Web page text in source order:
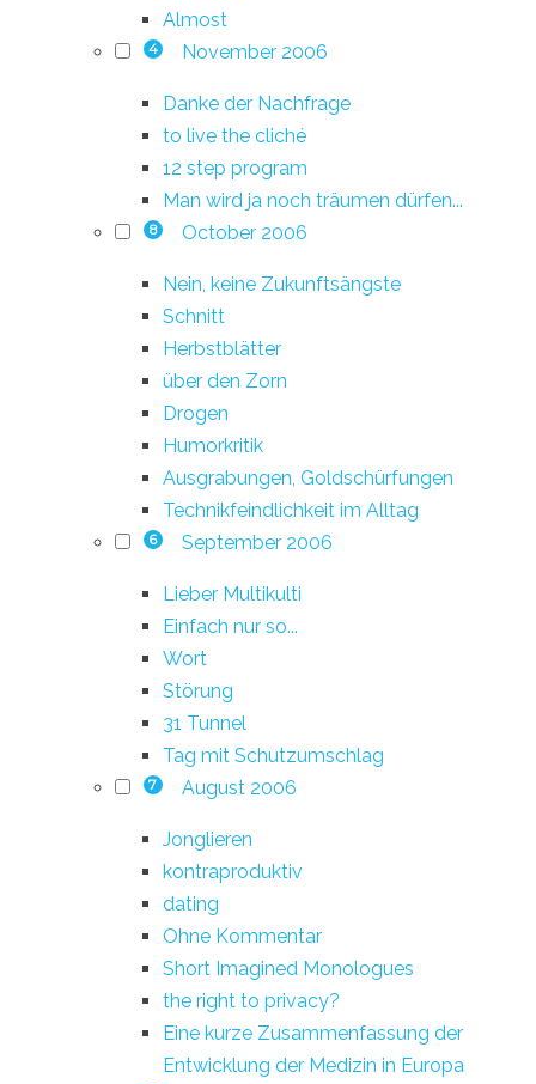
Almost
4 November 2006
Danke der Nachfrage
to live the cliché
12 step program
Man wird ja noch träumen dürfen...
8 October 2006
Nein, keine Zukunftsängste
Schnitt
Herbstblätter
über den Zorn
Drogen
Humorkritik
Ausgrabungen, Goldschürfungen
Technikfeindlichkeit im Alltag
6 September 2006
Lieber Multikulti
Einfach nur so...
Wort
Störung
31 Tunnel
Tag mit Schutzumschlag
7 August 2006
Jonglieren
kontraproduktiv
dating
Ohne Kommentar
Short Imagined Monologues
the right to privacy?
Eine kurze Zusammenfassung der
Entwicklung der Medizin in Europa